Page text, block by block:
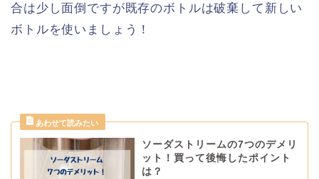
合は少し面倒ですが既存のボトルは破棄して新しい
ボトルを使いましょう！
ソーダストリームの7つのデメリ
ット！買って後悔したポイント
は？